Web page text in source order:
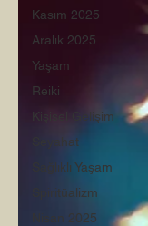
Kasım 2025
Aralık 2025
Yaşam
Reiki
Kişisel Gelişim
Seyahat
Sağlıklı Yaşam
Spiritüalizm
Nisan 2025